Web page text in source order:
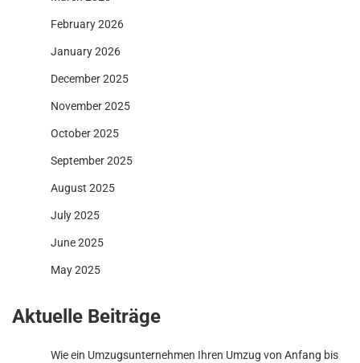
February 2026
January 2026
December 2025
November 2025
October 2025
September 2025
August 2025
July 2025
June 2025
May 2025
Aktuelle Beiträge
Wie ein Umzugsunternehmen Ihren Umzug von Anfang bis